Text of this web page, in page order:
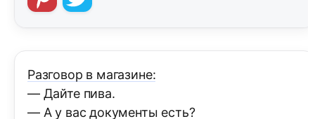
Разговор в магазине:
— Дайте пива.
— А у вас документы есть?